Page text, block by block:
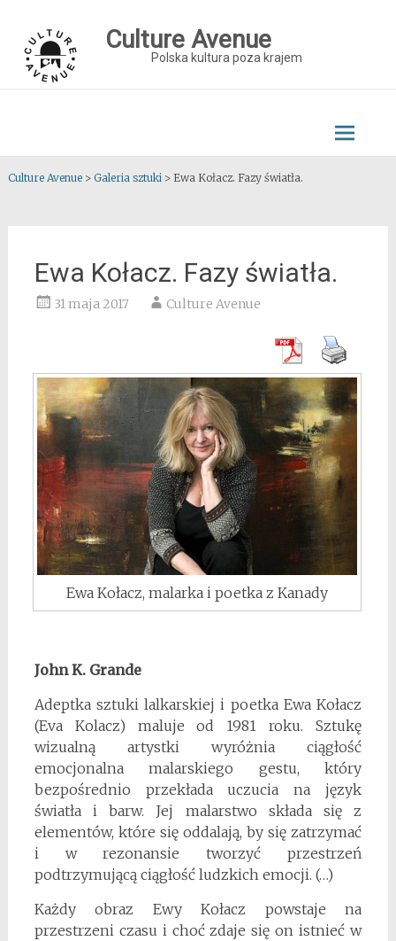
content
Culture Avenue
Polska kultura poza krajem
Culture Avenue> Galeria sztuki> Ewa Kołacz. Fazy światła.
Ewa Kołacz. Fazy światła.
31 maja 2017 Culture Avenue
Ewa Kołacz, malarka i poetka z Kanady
John K. Grande
Adeptka sztuki lalkarskiej i poetka Ewa Kołacz
(Eva Kolacz) maluje od 1981 roku. Sztukę
wizualną artystki wyróżnia ciągłość
emocjonalna malarskiego gestu, który
bezpośrednio przekłada uczucia na język
światła i barw. Jej malarstwo składa się z
elementów, które się oddalają, by się zatrzymać
i w rezonansie tworzyć przestrzeń
podtrzymującą ciągłość ludzkich emocji. (…)
Każdy obraz Ewy Kołacz powstaje na
przestrzeni czasu i choć zdaje się on istnieć w